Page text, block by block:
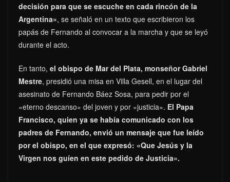
decisión para que se escuche en cada rincón de la
Argentina», se señaló en un texto que escribieron los
papás de Fernando al convocar a la marcha y que se leyó
durante el acto.
En tanto, el obispo de Mar del Plata, monseñor Gabriel
Mestre, presidió una misa en Villa Gesell, en el lugar del
asesinato de Fernando Báez Sosa, para pedir por el
«eterno descanso» del joven y por «justicia». El Papa
Francisco, quien ya se había comunicado con los
padres de Fernando, envió un mensaje que fue leído
por el obispo, en el que expresó: «Que Jesús y la
Virgen nos guíen en este pedido de Justicia».